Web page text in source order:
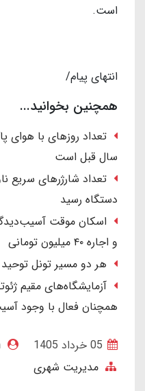
است.
انتهای پیام/
همچنین بخوانید...
سال قبل است
دستگاه رسید
و اجاره ۴۰ میلیون تومانی
هر دو مسیر تونل
آزمایشگاه‌های مقیم
همچنان فعال با وجود
مدیریت شهری